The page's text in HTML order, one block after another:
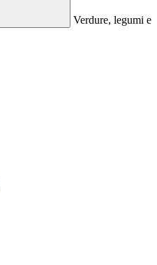
Verdure, legumi e